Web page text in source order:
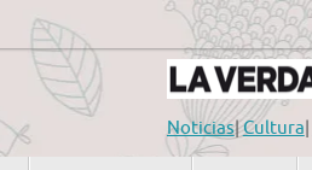
Noticias|Cultura|